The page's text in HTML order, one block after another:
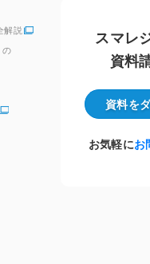
解説
の
スマレ
資料
資料を
お気軽にお